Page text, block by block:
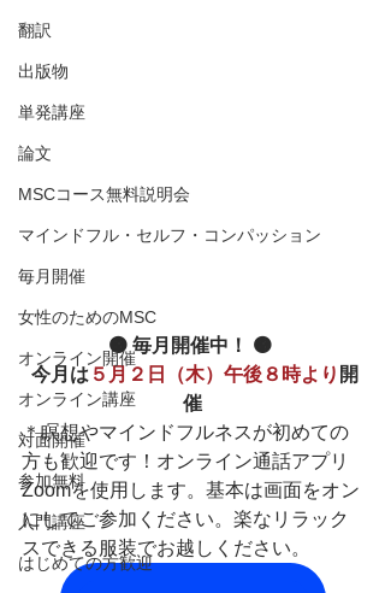
翻訳
出版物
単発講座
論文
MSCコース無料説明会
マインドフル・セルフ・コンパッション
毎月開催
女性のためのMSC
オンライン開催
オンライン講座
対面開催
参加無料
入門講座
はじめての方歓迎
🟠 毎月開催中！ 🟠
今月は ５月２日（木）午後８時より 開
催
＊️瞑想やマインドフルネスが初めての
方も歓迎です！ オンライン通話アプリ
Zoomを使用します。基本は画面をオン
にしてご参加ください。楽なリラック
スできる服装でお越しください。